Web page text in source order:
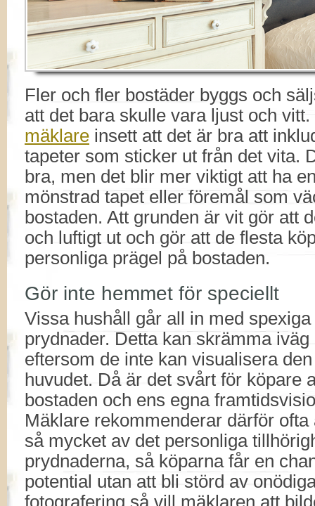
Fler och fler bostäder byggs och
att det bara skulle vara ljust och
mäklare insett att det är bra att
tapeter som sticker ut från det vita.
bra, men det blir mer viktigt att ha
mönstrad tapet eller föremål som
bostaden. Att grunden är vit gör att
och luftigt ut och gör att de flesta
personliga prägel på bostaden.
Gör inte hemmet för speciellt
Vissa hushåll går all in med
prydnader. Detta kan skrämma
eftersom de inte kan visualisera
huvudet. Då är det svårt för köpare
bostaden och ens egna
Mäklare rekommenderar därför
så mycket av det personliga
prydnaderna, så köparna får en
potential utan att bli störd av
fotografering så vill mäklaren att